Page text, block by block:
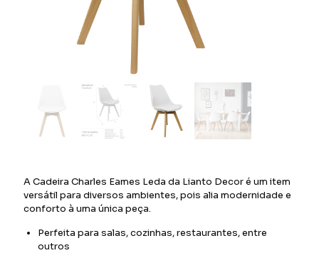
A Cadeira Charles Eames Leda da Lianto Decor é um item
versátil para diversos ambientes, pois alia modernidade e
conforto à uma única peça.
Perfeita para salas, cozinhas, restaurantes, entre
outros